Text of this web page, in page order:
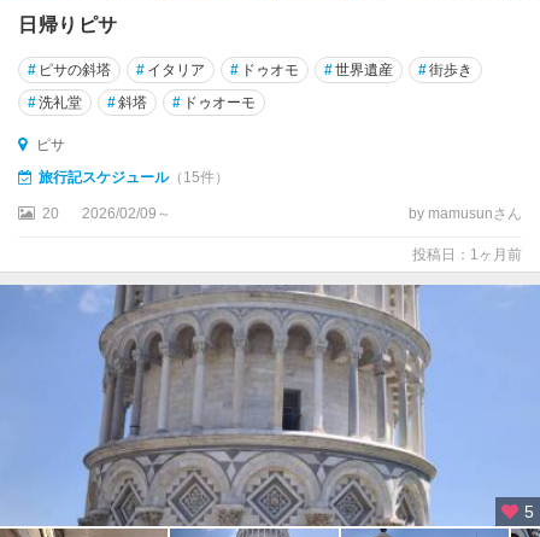
デ
・
プ
ー
リ
ア
カ
ブ
リ
州
日帰りピサ
# ピサの斜塔 # イタリア # ドゥオモ #世界遺産 #街歩き
#洗礼堂 #斜塔 # ドゥオーモ
ピサ
旅行記スケジュール（15件）
20 2026/02/09～ by mamusunさん
投稿日：1ヶ月前
5